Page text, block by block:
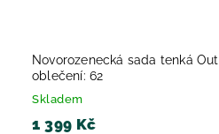
Novorozenecká sada tenká
oblečení: 62
Skladem
1 399 Kč